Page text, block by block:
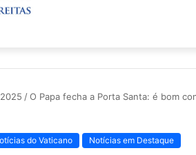
/O Papa fecha a Porta Santa: é bom
do Vaticano Notícias em Destaque